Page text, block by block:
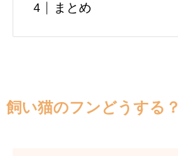
まとめ
飼い猫のフンどうする？